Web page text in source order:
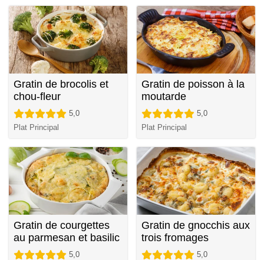
Gratin de brocolis et
chou-fleur
5,0
Plat Principal
Gratin de poisson à la
moutarde
5,0
Plat Principal
Gratin de courgettes
au parmesan et basilic
5,0
Gratin de gnocchis aux
trois fromages
5,0